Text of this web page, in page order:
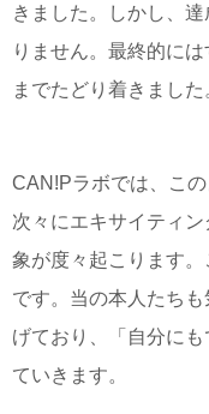
きました。しかし、
りません。最終的に
までたどり着きました
CAN!Pラボでは、こ
次々にエキサイティ
象が度々起こります
です。当の本人たち
げており、「自分に
ていきます。